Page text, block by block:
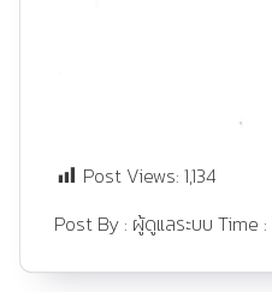
Post Views: 1,134
Post By : ผู้ดูแลระบบ Time :